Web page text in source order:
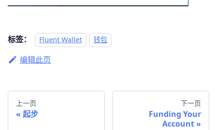
标签： Fluent Wallet 钱包
编辑此页
上一页
起步
下一页
Funding Your
Account